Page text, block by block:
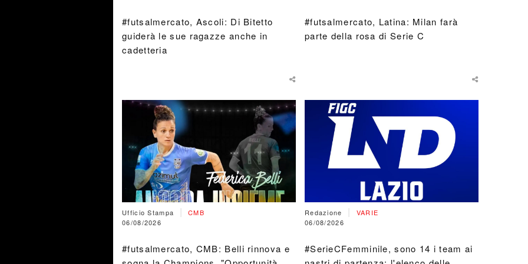
#futsalmercato, Ascoli: Di Bitetto
guiderà le sue ragazze anche in
cadetteria
Ufficio Stampa
CMB
06/08/2026
#futsalmercato, CMB: Belli rinnova e
#futsalmercato, Latina: Milan farà
parte della rosa di Serie C
Redazione
VARIE
06/08/2026
#SerieCFemminile, sono 14 i team ai